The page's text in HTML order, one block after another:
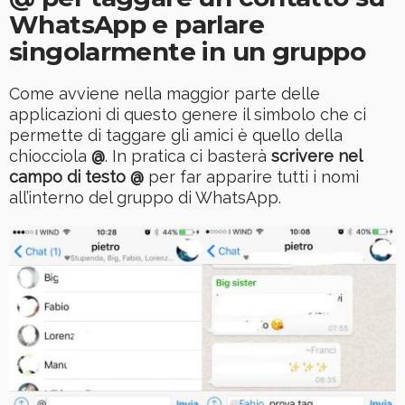
WhatsApp e parlare
singolarmente in un gruppo
Come avviene nella maggior parte delle
applicazioni di questo genere il simbolo che ci
permette di taggare gli amici è quello della
chiocciola @. In pratica ci basterà scrivere nel
campo di testo @ per far apparire tutti i nomi
all’interno del gruppo di WhatsApp.